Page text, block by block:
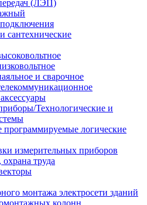
(ЛЭП)
и сварочное
Технологические и
логические
измерительных приборов
труда
монтажа электросети зданий
колонн